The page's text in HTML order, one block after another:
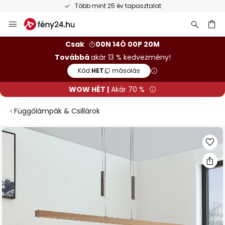
Több mint 25 év tapasztalat
Ugrás
a
Csak
00N 14Ó 00P 19M
Továbbáakár 13 % kedvezmény!
Kód:HET másolás
WOW HÉT | Akár 70 %
Függőlámpák & Csillárok
Ugrás
a
képgaléria
végére